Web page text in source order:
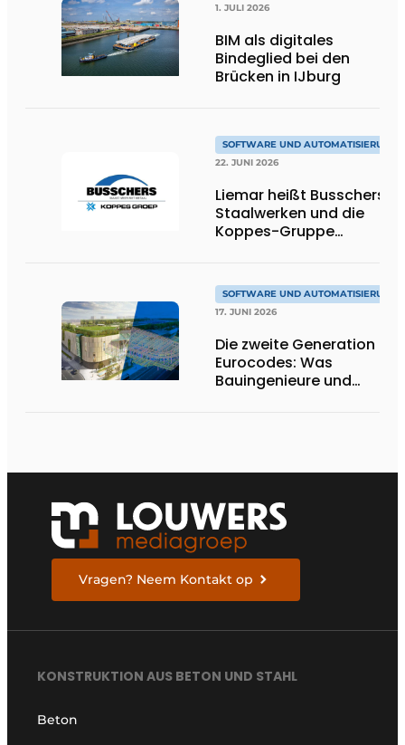
1. JULI 2026
BIM als digitales
Bindeglied bei den
Brücken in IJburg
SOFTWARE UND AUTOMATISIERUNG
22. JUNI 2026
Liemar heißt Busschers
Staalwerken und die
Koppes-Gruppe
SOFTWARE UND AUTOMATISIERUNG
17. JUNI 2026
Die zweite Generation der
Eurocodes: Was
Bauingenieure und
Vragen? Neem Kontakt op
KONSTRUKTION AUS BETON UND STAHL
Beton